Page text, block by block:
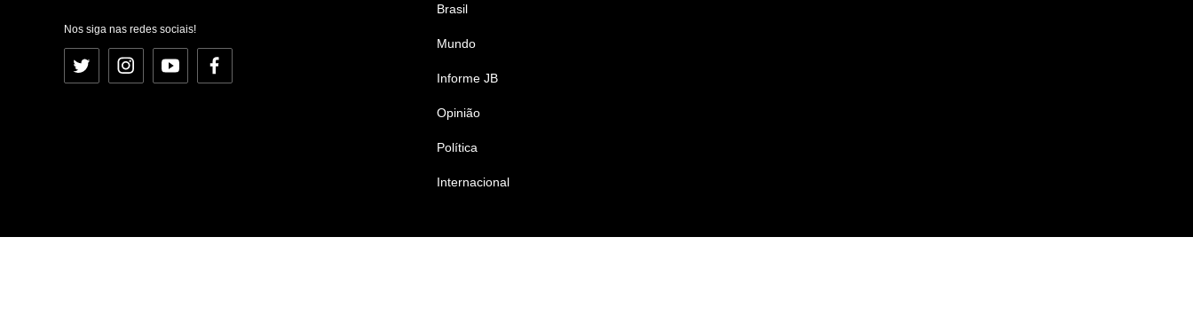
Nos siga nas redes sociais!
Twitter InstagramYouTubeFacebook
Brasil
Mundo
Informe JB
Opinião
Política
Internacional